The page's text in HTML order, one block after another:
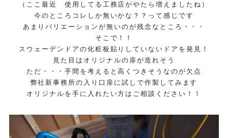
（ここ最近 使用してる工務店がやたら増えましたね）
今のところコレしか無いかな？？って感じです
あまりバリエーションが無いのが残念なところ・・・
そこで！！
スウェーデンドアの化粧板貼りしていないドアを発見！
見た目はオリジナルの扉が造れそう
ただ・・・手間を考えると高くつきそうなのが欠点
弊社新事務所の入り口扉に試しで作製してみます
オリジナルを手に入れたい方はご相談ください！！